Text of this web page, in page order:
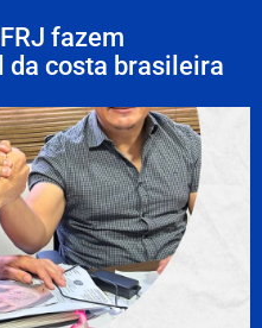
fazem
costa brasileira